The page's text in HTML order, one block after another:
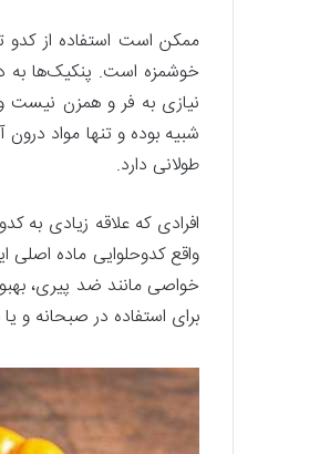
ممکن است استفاده از کدو
خوشمزه است. پنکیک‌ها به
نیازی به فر و همزن نیست
شبیه بوده و تنها مواد
طولانی دارد.
افرادی که علاقه زیادی به
واقع کدوحلوایی ماده
خواصی مانند ضد پیری،
برای استفاده در صبحانه و